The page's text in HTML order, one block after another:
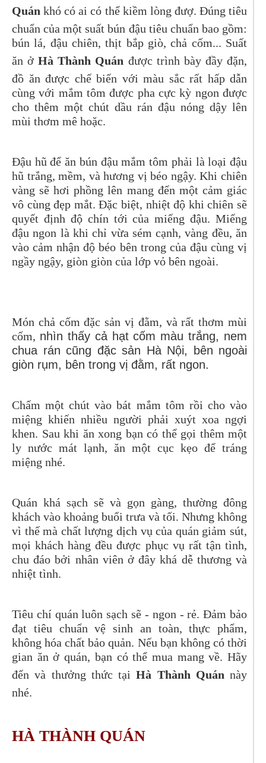
Quán khó có ai có thể kiềm lòng đượ. Đúng tiêu
chuẩn của một suất bún đậu tiêu chuẩn bao gồm:
bún lá, đậu chiên, thịt bắp giò, chả cốm... Suất
ăn ởHà Thành Quán được trình bày đầy đặn,
đồ ăn được chế biến với màu sắc rất hấp dẫn
cùng với mắm tôm được pha cực kỳ ngon được
cho thêm một chút dầu rán đậu nóng dậy lên
mùi thơm mê hoặc.
Đậu hũ để ăn bún đậu mắm tôm phải là loại đậu
hũ trắng, mềm, và hương vị béo ngậy. Khi chiên
vàng sẽ hơi phồng lên mang đến một cảm giác
vô cùng đẹp mắt. Đặc biệt, nhiệt độ khi chiên sẽ
quyết định độ chín tới của miếng đậu. Miếng
đậu ngon là khi chỉ vừa sém cạnh, vàng đều, ăn
vào cảm nhận độ béo bên trong của đậu cùng vị
ngầy ngậy, giòn giòn của lớp vỏ bên ngoài.
Món chả cốm đặc sản vị đằm, và rất thơm mùi
cốm, nhìn thấy cả hạt cốm màu trắng, nem
chua rán cũng đặc sản Hà Nội, bên ngoài
giòn rụm, bên trong vị đằm, rất ngon.
Chấm một chút vào bát mắm tôm rồi cho vào
miệng khiến nhiều người phải xuýt xoa ngợi
khen. Sau khi ăn xong bạn có thể gọi thêm một
ly nước mát lạnh, ăn một cục kẹo để tráng
miệng nhé.
Quán khá sạch sẽ và gọn gàng, thường đông
khách vào khoảng buổi trưa và tối. Nhưng không
vì thế mà chất lượng dịch vụ của quán giảm sút,
mọi khách hàng đều được phục vụ rất tận tình,
chu đáo bởi nhân viên ở đây khá dễ thương và
nhiệt tình.
Tiêu chí quán luôn sạch sẽ - ngon - rẻ. Đảm bảo
đạt tiêu chuẩn vệ sinh an toàn, thực phẩm,
không hóa chất bảo quản. Nếu bạn không có thời
gian ăn ở quán, bạn có thể mua mang về. Hãy
đến và thưởng thức tạiHà Thành Quán này
nhé.
HÀ THÀNH QUÁN